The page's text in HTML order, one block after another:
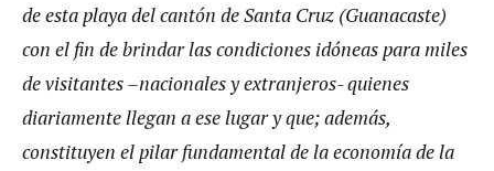
de esta playa del cantón de Santa Cruz (Guanacaste)
con el fin de brindar las condiciones idóneas para miles
de visitantes –nacionales y extranjeros- quienes
diariamente llegan a ese lugar y que; además,
constituyen el pilar fundamental de la economía de la